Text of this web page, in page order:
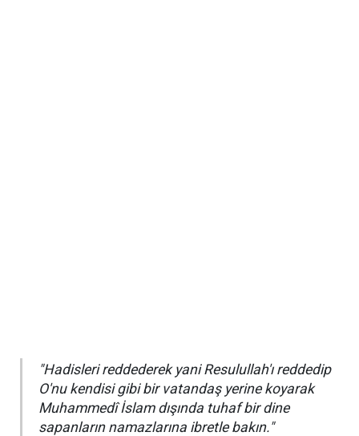
"Hadisleri reddederek yani Resulullah'ı reddedip
O'nu kendisi gibi bir vatandaş yerine koyarak
Muhammedî İslam dışında tuhaf bir dine
sapanların namazlarına ibretle bakın."